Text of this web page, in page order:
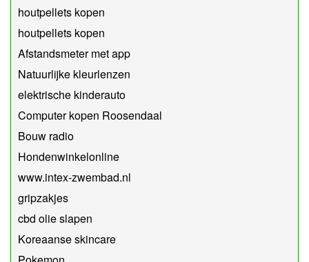
houtpellets kopen
houtpellets kopen
Afstandsmeter met app
Natuurlijke kleurlenzen
elektrische kinderauto
Computer kopen Roosendaal
Bouw radio
Hondenwinkelonline
www.intex-zwembad.nl
gripzakjes
cbd olie slapen
Koreaanse skincare